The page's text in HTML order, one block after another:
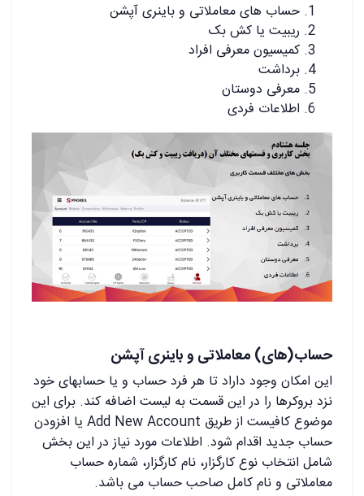
حساب های معاملاتی و باینری آپشن
ریبیت یا کش بک
کمیسیون معرفی افراد
برداشت
معرفی دوستان
اطلاعات فردی
حساب(های) معاملاتی و باینری آپشن
این امکان وجود داراد تا هر فرد حساب و یا حسابهای خود
نزد بروکرها را در این قسمت به لیست اضافه کند. برای این
موضوع کافیست از طریق Add New Account یا افزودن
حساب جدید اقدام شود. اطلاعات مورد نیاز در این بخش
شامل انتخاب نوع کارگزار، نام کارگزار، شماره حساب
معاملاتی و نام کامل صاحب حساب می باشد.